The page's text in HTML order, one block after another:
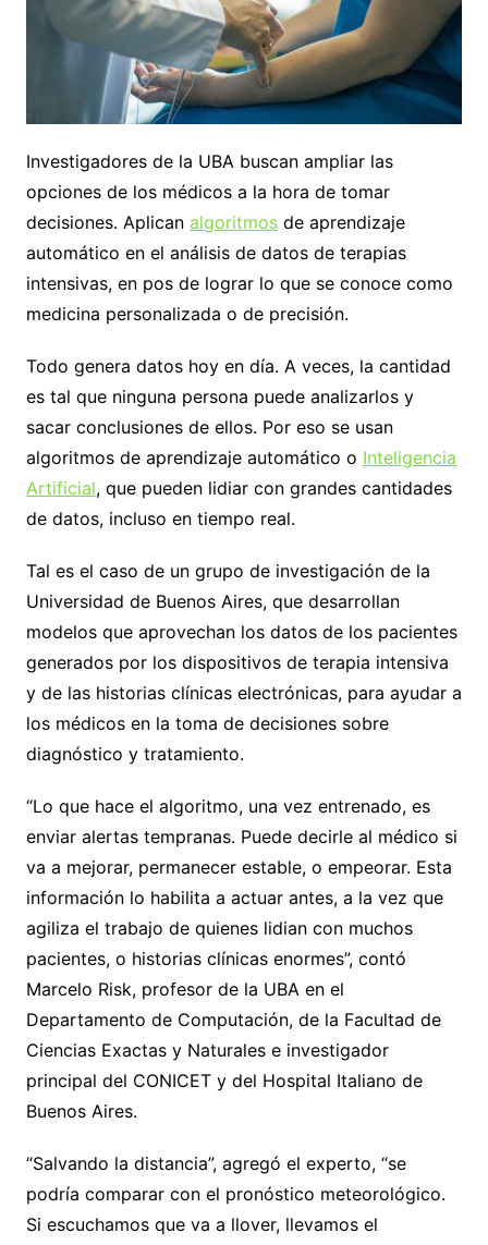
Investigadores de la UBA buscan ampliar las
opciones de los médicos a la hora de tomar
decisiones. Aplican algoritmosde aprendizaje
automático en el análisis de datos de terapias
intensivas, en pos de lograr lo que se conoce como
medicina personalizada o de precisión.
Todo genera datos hoy en día. A veces, la cantidad
es tal que ninguna persona puede analizarlos y
sacar conclusiones de ellos. Por eso se usan
algoritmos de aprendizaje automático o Inteligencia
Artificial, que pueden lidiar con grandes cantidades
de datos, incluso en tiempo real.
Tal es el caso de un grupo de investigación de la
Universidad de Buenos Aires, que desarrollan
modelos que aprovechan los datos de los pacientes
generados por los dispositivos de terapia intensiva
y de las historias clínicas electrónicas, para ayudar a
los médicos en la toma de decisiones sobre
diagnóstico y tratamiento.
“Lo que hace el algoritmo, una vez entrenado, es
enviar alertas tempranas. Puede decirle al médico si
va a mejorar, permanecer estable, o empeorar. Esta
información lo habilita a actuar antes, a la vez que
agiliza el trabajo de quienes lidian con muchos
pacientes, o historias clínicas enormes”, contó
Marcelo Risk, profesor de la UBA en el
Departamento de Computación, de la Facultad de
Ciencias Exactas y Naturales e investigador
principal del CONICET y del Hospital Italiano de
Buenos Aires.
“Salvando la distancia”, agregó el experto, “se
podría comparar con el pronóstico meteorológico.
Si escuchamos que va a llover, llevamos el